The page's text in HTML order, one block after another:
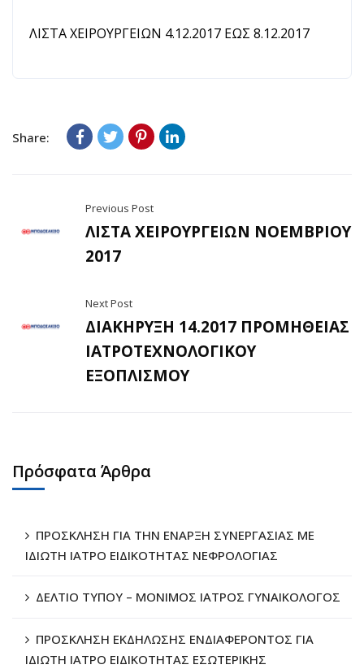
ΛΙΣΤΑ ΧΕΙΡΟΥΡΓΕΙΩΝ 4.12.2017 ΕΩΣ 8.12.2017
Share:
Previous Post
ΛΙΣΤΑ ΧΕΙΡΟΥΡΓΕΙΩΝ ΝΟΕΜΒΡΙΟΥ
2017
Next Post
ΔΙΑΚΗΡΥΞΗ 14.2017 ΠΡΟΜΗΘΕΙΑΣ
ΙΑΤΡΟΤΕΧΝΟΛΟΓΙΚΟΥ
ΕΞΟΠΛΙΣΜΟΥ
Πρόσφατα Άρθρα
ΠΡΟΣΚΛΗΣΗ ΓΙΑ ΤΗΝ ΕΝΑΡΞΗ ΣΥΝΕΡΓΑΣΙΑΣ ΜΕ
ΙΔΙΩΤΗ ΙΑΤΡΟ ΕΙΔΙΚΟΤΗΤΑΣ ΝΕΦΡΟΛΟΓΙΑΣ
ΔΕΛΤΙΟ ΤΥΠΟΥ – ΜΟΝΙΜΟΣ ΙΑΤΡΟΣ ΓΥΝΑΙΚΟΛΟΓΟΣ
ΠΡΟΣΚΛΗΣΗ ΕΚΔΗΛΩΣΗΣ ΕΝΔΙΑΦΕΡΟΝΤΟΣ ΓΙΑ
ΙΔΙΩΤΗ ΙΑΤΡΟ ΕΙΔΙΚΟΤΗΤΑΣ ΕΣΩΤΕΡΙΚΗΣ